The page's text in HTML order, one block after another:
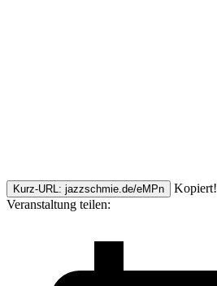
Kurz-URL: jazzschmie.de/eMPn
Kopiert!
Veranstaltung teilen: